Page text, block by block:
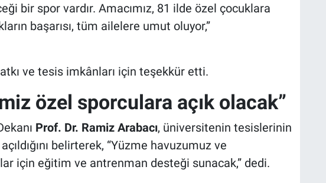
bir spor vardır. Amacımız, 81 ilde özel çocuklara
başarısı, tüm ailelere umut oluyor,”
ve tesis imkânları için teşekkür etti.
özel sporculara açık olacak”
Prof. Dr. Ramiz Arabacı, üniversitenin tesislerinin
belirterek, “Yüzme havuzumuz ve
için eğitim ve antrenman desteği sunacak,” dedi.